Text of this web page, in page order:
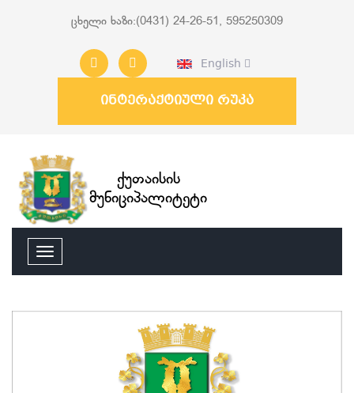
ცხელი ხაზი:(0431) 24-26-51, 595250309
English
ინტერაქტიული რუკა
ქუთაისის
მუნიციპალიტეტი